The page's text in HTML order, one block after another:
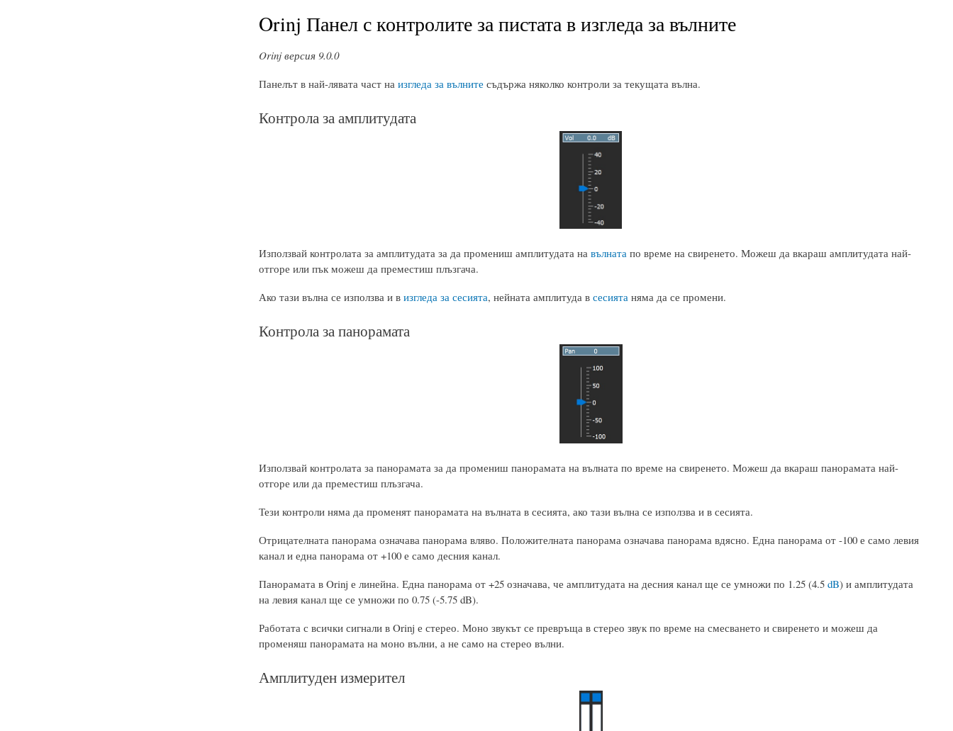
Orinj Панел с контролите за пистата в изгледа за вълните
Orinj версия 9.0.0
Панелът в най-лявата част на изгледа за вълните съдържа няколко контроли за текущата вълна.
Контрола за амплитудата
Използвай контролата за амплитудата за да промениш амплитудата на вълнатапо време на свиренето. Можеш да вкараш амплитудата най-
отгоре или пък можеш да преместиш плъзгача.
Ако тази вълна се използва и в изгледа за сесията, нейната амплитуда в сесиятаняма да се промени.
Контрола за панорамата
Използвай контролата за панорамата за да промениш панорамата на вълната по време на свиренето. Можеш да вкараш панорамата най-
отгоре или да преместиш плъзгача.
Тези контроли няма да променят панорамата на вълната в сесията, ако тази вълна се използва и в сесията.
Отрицателната панорама означава панорама вляво. Положителната панорама означава панорама вдясно. Една панорама от -100 е само левия
канал и една панорама от +100 е само десния канал.
Панорамата в Orinj е линейна. Една панорама от +25 означава, че амплитудата на десния канал ще се умножи по 1.25 (4.5 dB) и амплитудата
на левия канал ще се умножи по 0.75 (-5.75 dB).
Работата с всички сигнали в Orinj е стерео. Моно звукът се превръща в стерео звук по време на смесването и свиренето и можеш да
променяш панорамата на моно вълни, а не само на стерео вълни.
Амплитуден измерител